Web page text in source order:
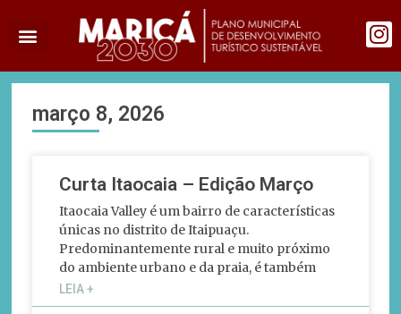
março 8, 2026
Curta Itaocaia – Edição Março
Itaocaia Valley é um bairro de características
únicas no distrito de Itaipuaçu.
Predominantemente rural e muito próximo
do ambiente urbano e da praia, é também
LEIA +